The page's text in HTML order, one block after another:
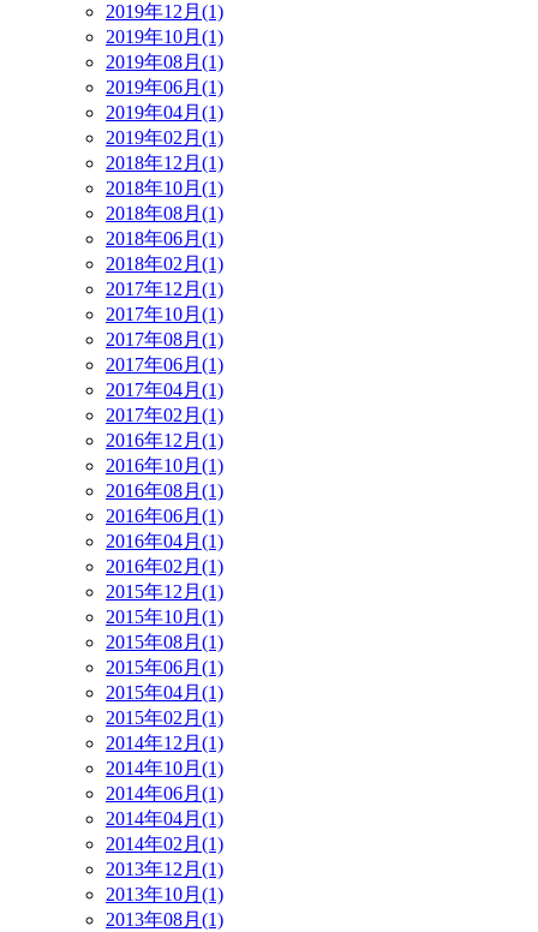
2019年12月(1)
2019年10月(1)
2019年08月(1)
2019年06月(1)
2019年04月(1)
2019年02月(1)
2018年12月(1)
2018年10月(1)
2018年08月(1)
2018年06月(1)
2018年02月(1)
2017年12月(1)
2017年10月(1)
2017年08月(1)
2017年06月(1)
2017年04月(1)
2017年02月(1)
2016年12月(1)
2016年10月(1)
2016年08月(1)
2016年06月(1)
2016年04月(1)
2016年02月(1)
2015年12月(1)
2015年10月(1)
2015年08月(1)
2015年06月(1)
2015年04月(1)
2015年02月(1)
2014年12月(1)
2014年10月(1)
2014年06月(1)
2014年04月(1)
2014年02月(1)
2013年12月(1)
2013年10月(1)
2013年08月(1)